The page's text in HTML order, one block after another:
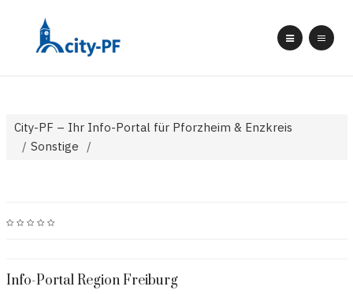
City-PF – Ihr Info-Portal für Pforzheim & Enzkreis
Sonstige
Info-Portal Region Freiburg